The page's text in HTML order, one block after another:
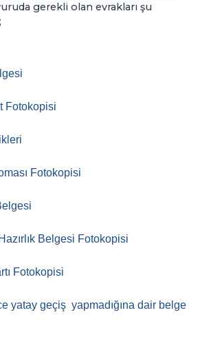
gerekli olan evrakları şu
Fotokopisi
Fotokopisi
Belgesi Fotokopisi
Fotokopisi
yatay geçiş yapmadığına dair belge